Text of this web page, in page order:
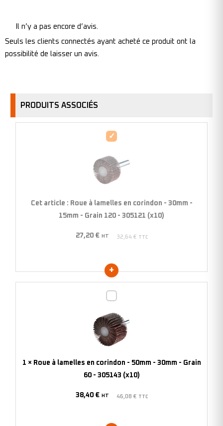
Il n’y a pas encore d’avis.
Seuls les clients connectés ayant acheté ce produit ont la
possibilité de laisser un avis.
PRODUITS ASSOCIÉS
Roue
lamelles
en
corindon
15mm
120
Cet article : Roue à lamelles en corindon - 30mm -
15mm - Grain 120 - 305121 (x10)
27,20 € HT 32,64 €
lamelles
en
corindon
30mm
1 × Roue à lamelles en corindon - 50mm - 30mm - Grain
60 - 305143 (x10)
38,40 € HT 46,08 €